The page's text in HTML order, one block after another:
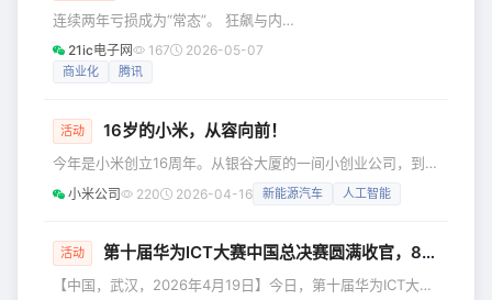
台式机CPU方案、面向高性能游戏本或
移动工作站的Arrow Lake-HX Refresh
连续两年亏损成为“常态”。 狂飙与内卷
进行时，“不赚钱”也还是要做？ 一边是
资本竞逐、玩家入场，赛道热火朝天般
历历在目。 即便如此，AIGC赛道上野蛮
们。 实际上，短剧并不是新生事物。
2012年，《屌丝男士》作为最早的微短
段子合集的形式呈现，成为新的视频
21ic电子网 167 2026-05-07
商业化 腾讯
活动 16岁的小米，从容向前！
今年是小米创立16周年。从银谷大厦的一间小创业公司，到如
今覆盖“人车家全生态”的科技企业，我们一路走来，从容向
科技园篮球馆圆满落幕。全球44个分会场、一万多名小米人
01 脚踏实地，仰望星空 大会伊始，小米集团合伙人、集团总
小米公司 220 2026-04-16 新能源汽车 人工智能
活动 第十届华为ICT大赛中国总决赛圆满收官，83支队伍晋级出征全球总决赛！
【中国，武汉，2026年4月19日】今日，第十届华为ICT大赛